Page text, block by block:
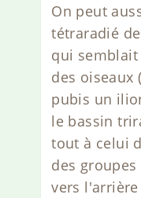
On peut
tétraradié
qui
des oiseaux
pubis un
le bassin
tout à celui
des
vers